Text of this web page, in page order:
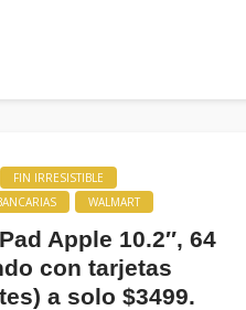
FIN IRRESISTIBLE
WALMART
Apple 10.2″, 64
con tarjetas
a solo $3499.